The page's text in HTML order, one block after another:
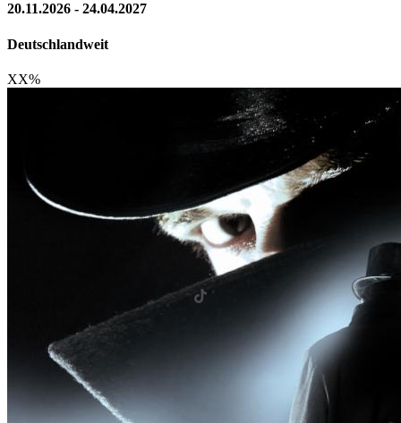
20.11.2026 - 24.04.2027
Deutschlandweit
XX%